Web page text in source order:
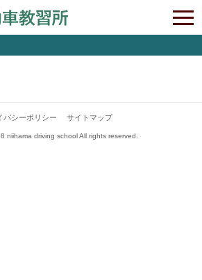
バシーポリシー サイトマップ
niihama driving school All rights reserved.